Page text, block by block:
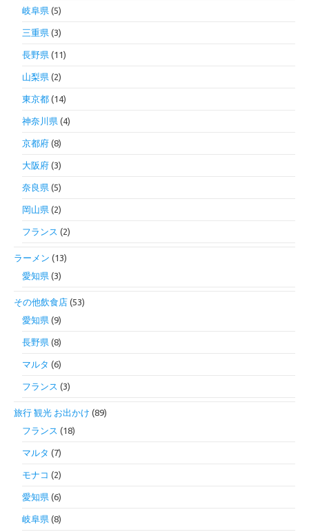
岐阜県 (5)
三重県 (3)
長野県 (11)
山梨県 (2)
東京都 (14)
神奈川県 (4)
京都府 (8)
大阪府 (3)
奈良県 (5)
岡山県 (2)
フランス (2)
ラーメン (13)
愛知県 (3)
その他飲食店 (53)
愛知県 (9)
長野県 (8)
マルタ (6)
フランス (3)
旅行 観光 お出かけ (89)
フランス (18)
マルタ (7)
モナコ (2)
愛知県 (6)
岐阜県 (8)